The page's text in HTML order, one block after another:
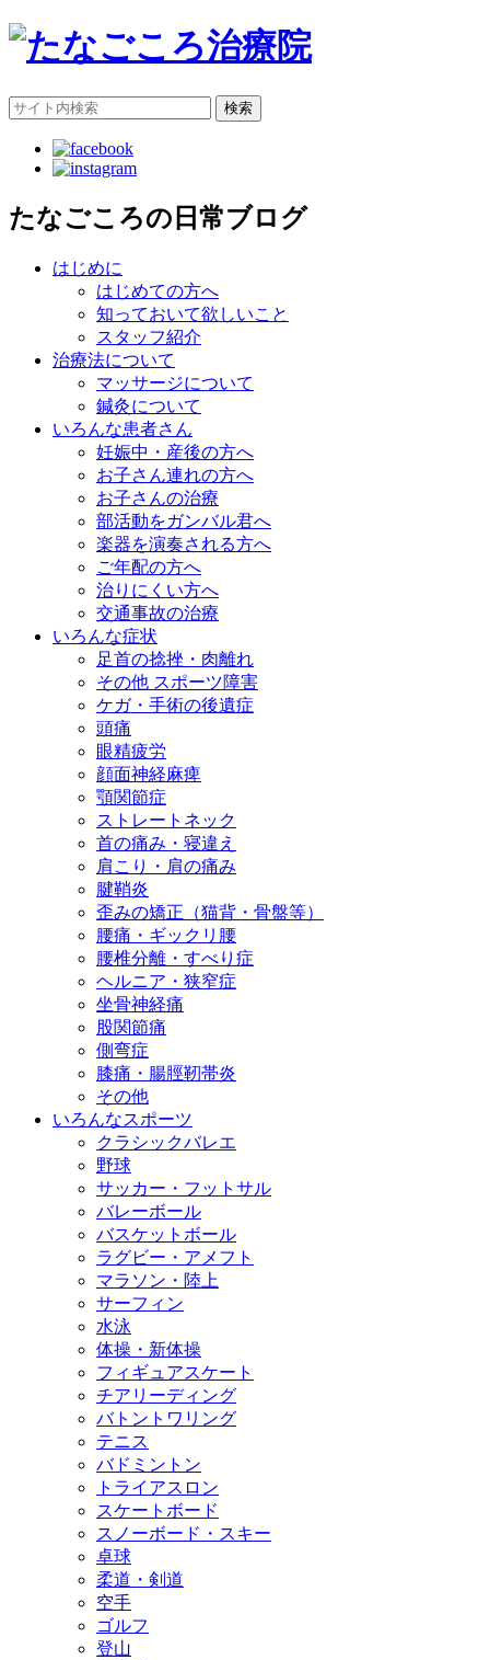
検索
たなごころの日常ブログ
はじめに
はじめての方へ
知っておいて欲しいこと
スタッフ紹介
治療法について
マッサージについて
鍼灸について
いろんな患者さん
妊娠中・産後の方へ
お子さん連れの方へ
お子さんの治療
部活動をガンバル君へ
楽器を演奏される方へ
ご年配の方へ
治りにくい方へ
交通事故の治療
いろんな症状
足首の捻挫・肉離れ
その他 スポーツ障害
ケガ・手術の後遺症
頭痛
眼精疲労
顔面神経麻痺
顎関節症
ストレートネック
首の痛み・寝違え
肩こり・肩の痛み
腱鞘炎
歪みの矯正（猫背・骨盤等）
腰痛・ギックリ腰
腰椎分離・すべり症
ヘルニア・狭窄症
坐骨神経痛
股関節痛
側弯症
膝痛・腸脛靭帯炎
その他
いろんなスポーツ
クラシックバレエ
野球
サッカー・フットサル
バレーボール
バスケットボール
ラグビー・アメフト
マラソン・陸上
サーフィン
水泳
体操・新体操
フィギュアスケート
チアリーディング
バトントワリング
テニス
バドミントン
トライアスロン
スケートボード
スノーボード・スキー
卓球
柔道・剣道
空手
ゴルフ
登山